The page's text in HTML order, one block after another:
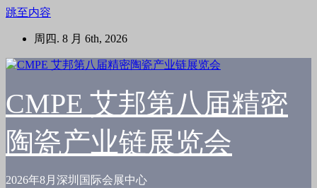
跳至内容
周四. 8 月 6th, 2026
CMPE 艾邦第八届精密
陶瓷产业链展览会
2026年8月深圳国际会展中心